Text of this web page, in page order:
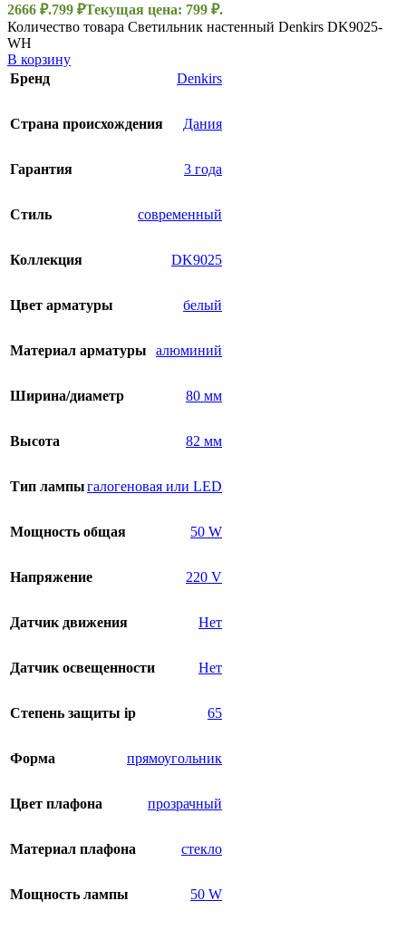
2666 ₽.799 ₽Текущая цена: 799 ₽.
Количество товара Светильник настенный Denkirs DK9025-
WH
В корзину
Бренд
Denkirs
Страна происхождения Дания
Гарантия 3 года
Стиль современный
Коллекция DK9025
Цвет арматуры белый
Материал арматуры алюминий
Ширина/диаметр 80 мм
Высота 82 мм
Тип лампыгалогеновая или LED
Мощность общая 50 W
Напряжение 220 V
Датчик движения Нет
Датчик освещенности Нет
Степень защиты ip 65
Форма прямоугольник
Цвет плафона прозрачный
Материал плафона стекло
Мощность лампы 50 W